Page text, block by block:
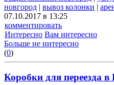
новгород | вывоз колонки |
07.10.2017 в 13:25
комментировать
Интересно Вам интересно
Больше не интересно
(0)
Коробки для переезда